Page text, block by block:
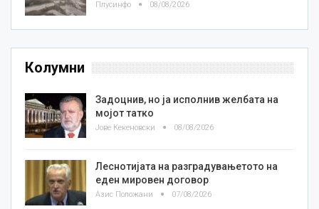
Плусинфо 08/08/2026
Колумни
Задоцнив, но ја исполнив желбата на
мојот татко
Јове Кекеновски 08/08/2026
Леснотијата на разградувањетото на
еден мировен договор
Азис Положани 07/08/2026